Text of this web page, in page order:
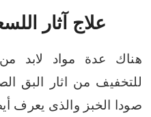
علاج آثار
هناك عدة مواد لابد
للتخفيف من اثار البق
صودا الخبز والذى يعرف